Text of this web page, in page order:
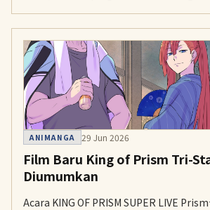
pegunungan. Beruang terlihat di dekat
barang bawaannya ditemukan.
ANIMANGA 29 Jun 2026
Film Baru King of Prism Tri-
Diumumkan
Acara KING OF PRISM SUPER LIVE